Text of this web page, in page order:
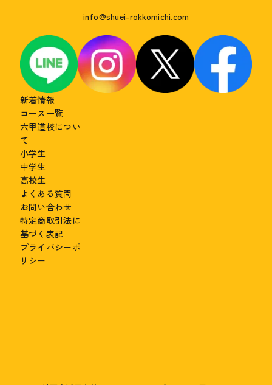
info@shuei-rokkomichi.com
新着情報
コース一覧
六甲道校につい
て
小学生
中学生
高校生
よくある質問
お問い合わせ
特定商取引法に
基づく表記
プライバシーポ
リシー